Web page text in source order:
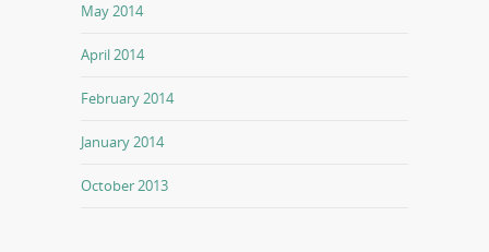
May 2014
April 2014
February 2014
January 2014
October 2013